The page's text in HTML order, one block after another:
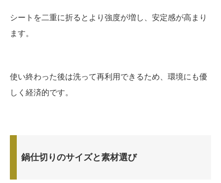
シートを二重に折るとより強度が増し、安定感が高まり
ます。
使い終わった後は洗って再利用できるため、環境にも優
しく経済的です。
鍋仕切りのサイズと素材選び